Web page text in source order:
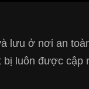
lưu ở nơi an
luôn được cập